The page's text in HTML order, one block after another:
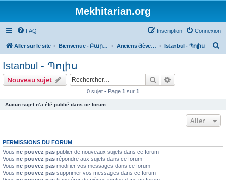
Mekhitarian.org
FAQ Connexion
Inscription
Aller sur le site Bienvenue - Բարի եկաք Anciens élèves - Նախկին աշակերտ Istanbul - Պոլիս
c
Istanbul - Պոլիս
Nouveau sujet Rechercher
0 sujet • Page 1 sur 1
Aucun sujet n’a été publié dans ce forum.
Aller
PERMISSIONS DU FORUM
Vous ne pouvez pas publier de nouveaux sujets dans ce forum
Vous ne pouvez pas répondre aux sujets dans ce forum
Vous ne pouvez pas modifier vos messages dans ce forum
Vous ne pouvez pas supprimer vos messages dans ce forum